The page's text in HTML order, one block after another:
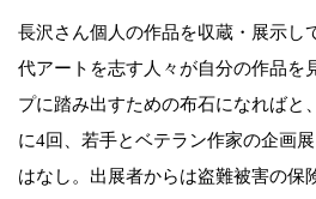
長沢さん個人の作品を収蔵・展示し
代アートを志す人々が自分の作品を
プに踏み出すための布石になればと
に4回、若手とベテラン作家の企画
はなし。出展者からは盗難被害の保